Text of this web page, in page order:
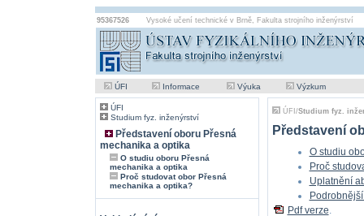
95367526 Vysoké učení technické v Brně, Fakulta strojního inženýrství
ÚFI Informace Výuka Výzkum
ÚFI
Studium fyz. inženýrství
Představení oboru Přesná
mechanika a optika
O studiu oboru Přesná
mechanika a optika
Proč studovat obor Přesná
mechanika a optika?
ÚFI /Studium fyz.
Představení
O studiu
Proč
Uplatnění
Pdf verze.